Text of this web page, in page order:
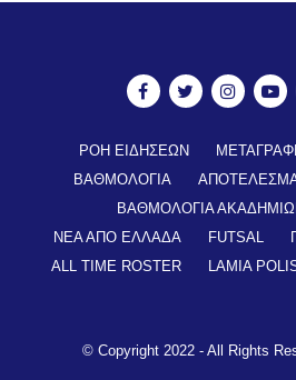
ΡΟΗ ΕΙΔΗΣΕΩΝ
ΒΑΘΜΟΛΟΓΙΑ
ΒΑΘΜΟΛΟΓΙΑ
ΝΕΑ ΑΠΟ ΕΛΛΑΔΑ
FUTSAL
ALL TIME ROSTER
LAMIA
© Copyright 2022 - All Rights